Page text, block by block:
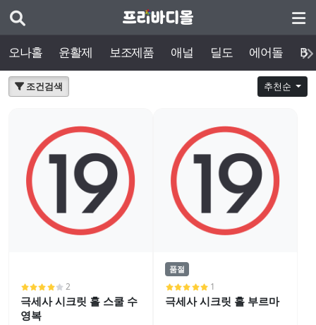
오나홀 윤활제 보조제품 애널 딜도 에어돌
조건검색 추천순
2
극세사 시크릿 홀 스쿨 수
영복
품절
1
극세사 시크릿 홀 부르마